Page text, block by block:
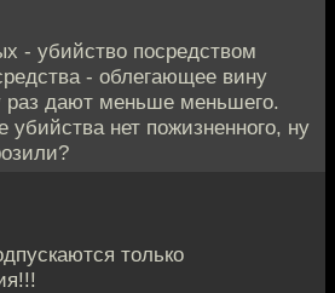
- убийство посредством
- облегающее вину
раз дают меньше меньшего.
нет пожизненного, ну
только